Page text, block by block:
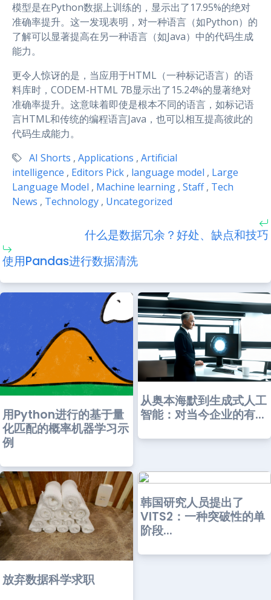
模型是在Python数据上训练的，显示出了17.95%的绝对
准确率提升。这一发现表明，对一种语言（如Python）的
了解可以显著提高在另一种语言（如Java）中的代码生成
能力。
更令人惊讶的是，当应用于HTML（一种标记语言）的语
料库时，CODEM-HTML 7B显示出了15.24%的显著绝对
准确率提升。这意味着即使是根本不同的语言，如标记语
言HTML和传统的编程语言Java，也可以相互提高彼此的
代码生成能力。
AI Shorts , Applications , Artificial
intelligence , Editors Pick , language model , Large
Language Model , Machine learning , Staff , Tech
News , Technology , Uncategorized
什么是数据冗余？好处、缺点和技巧
使用Pandas进行数据清洗
用Python进行的基于量
化匹配的概率机器学习示
例
从奥本海默到生成式人工
智能：对当今企业的有...
放弃数据科学求职
韩国研究人员提出了
VITS2：一种突破性的单
阶段...